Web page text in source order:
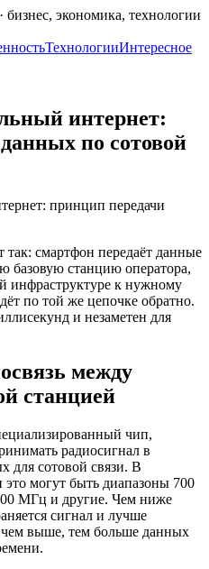
бизнес, экономика, технологии
ТехнологииИнтересное
интернет:
по сотовой
смартфон передаёт данные
базовую станцию оператора,
инфраструктуре к нужному
по той же цепочке обратно.
и незаметен для
между
станцией
чип,
радиосигнал в
для сотовой связи. В
это могут быть диапазоны 700
МГц и другие. Чем ниже
сигнал и лучше
чем выше, тем больше данных